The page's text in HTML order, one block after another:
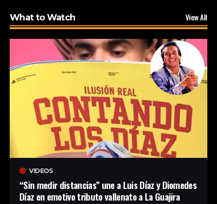
What to Watch View All
VIDEOS
“Sin medir distancias” une a Luis Díaz y Diomedes
Díaz en emotivo tributo vallenato a La Guajira